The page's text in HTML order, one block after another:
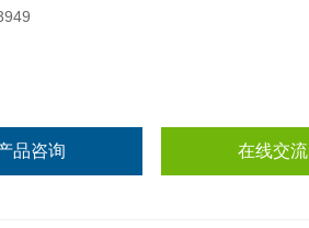
品咨询 在线交流